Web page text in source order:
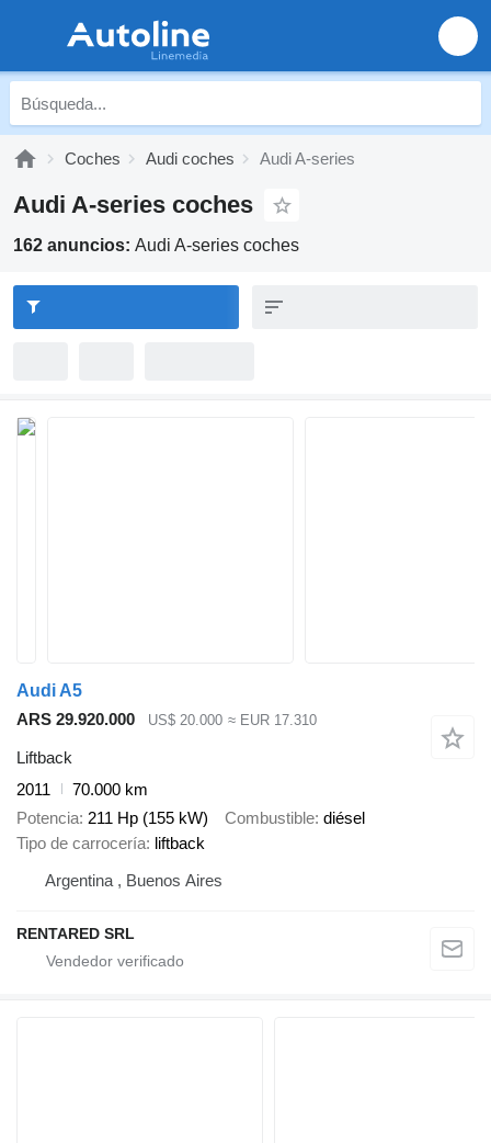
Coches Audi coches Audi A-series
Audi A-series coches
162 anuncios: Audi A-series coches
Audi A5
ARS 29.920.000
US$ 20.000 ≈ EUR 17.310
Liftback
2011
70.000 km
Potencia 211 Hp (155 kW) Combustible diésel
Tipo de carrocería liftback
Argentina , Buenos Aires
RENTARED SRL